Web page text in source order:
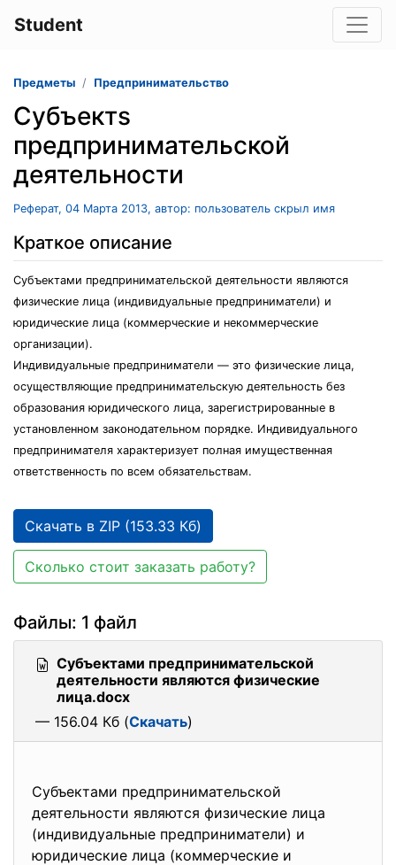
Student
Предметы Предпринимательство
Субъектs
предпринимательской
деятельности
Реферат, 04 Марта 2013, автор: пользователь скрыл имя
Краткое описание
Субъектами предпринимательской деятельности являются
физические лица (индивидуальные предприниматели) и
юридические лица (коммерческие и некоммерческие
организации).
Индивидуальные предприниматели — это физические лица,
осуществляющие предпринимательскую деятельность без
образования юридического лица, зарегистрированные в
установленном законодательном порядке. Индивидуального
предпринимателя характеризует полная имущественная
ответственность по всем обязательствам.
Скачать в ZIP (153.33 Кб)
Сколько стоит заказать работу?
Файлы: 1 файл
Субъектами предпринимательской
деятельности являются физические
лица.docx
— 156.04 Кб (Скачать)
Субъектами предпринимательской
деятельности являются физические лица
(индивидуальные предприниматели) и
юридические лица (коммерческие и